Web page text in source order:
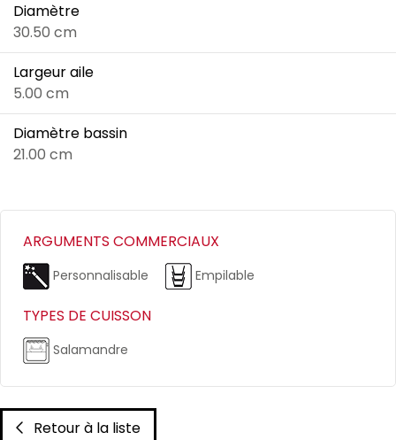
Diamètre
30.50 cm
Largeur aile
5.00 cm
Diamètre bassin
21.00 cm
ARGUMENTS COMMERCIAUX
Personnalisable Empilable
TYPES DE CUISSON
Salamandre
Retour à la liste